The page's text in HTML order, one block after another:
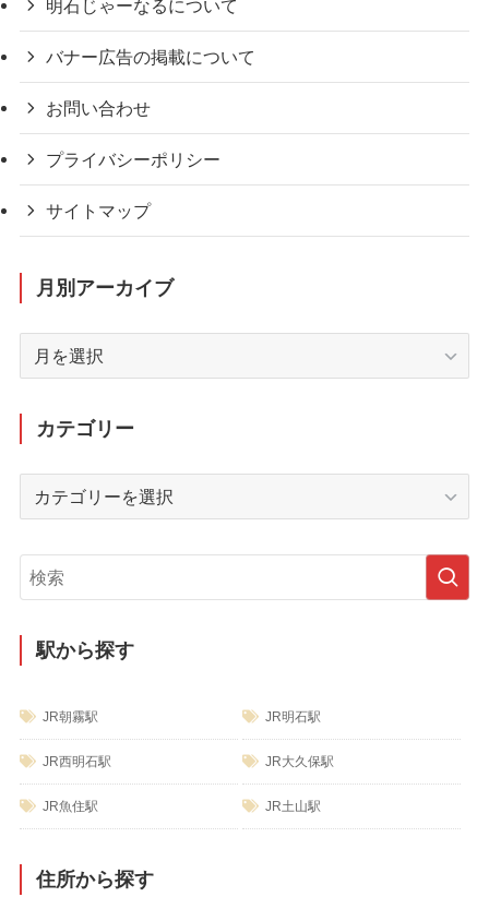
明石じゃーなるについて
バナー広告の掲載について
お問い合わせ
プライバシーポリシー
サイトマップ
月別アーカイブ
イ
ブ
カテゴリー
リ
ー
駅から探す
JR朝霧駅 JR明石駅
JR西明石駅 JR大久保駅
JR魚住駅 JR土山駅
住所から探す